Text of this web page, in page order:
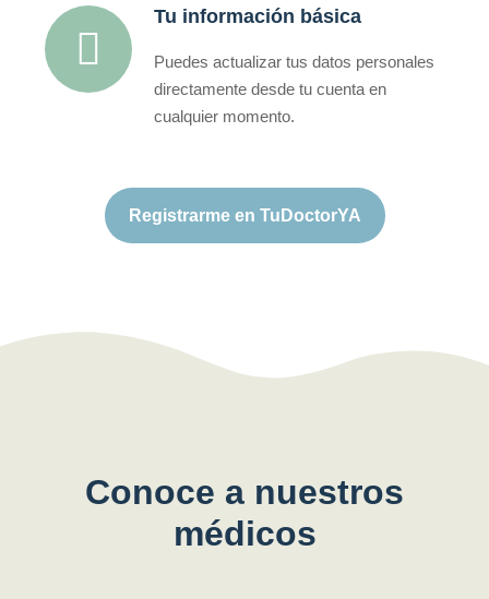
Tu información básica
Puedes actualizar tus datos personales
directamente desde tu cuenta en
cualquier momento.
Registrarme en TuDoctorYA
Conoce a nuestros
médicos